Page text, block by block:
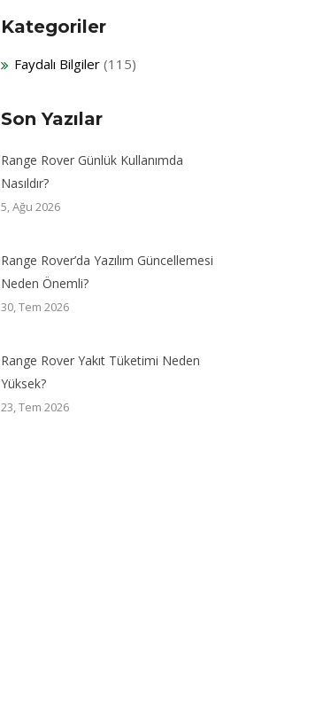
Kategoriler
Faydalı Bilgiler(115)
Son Yazılar
Range Rover Günlük Kullanımda
Nasıldır?
5, Ağu 2026
Range Rover’da Yazılım Güncellemesi
Neden Önemli?
30, Tem 2026
Range Rover Yakıt Tüketimi Neden
Yüksek?
23, Tem 2026